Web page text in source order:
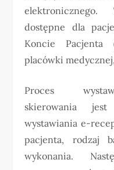
dostępne dla
Koncie Pacjenta
placówki
Proces
skierowania
wystawiania e-
pacjenta, rodzaj
wykonania.